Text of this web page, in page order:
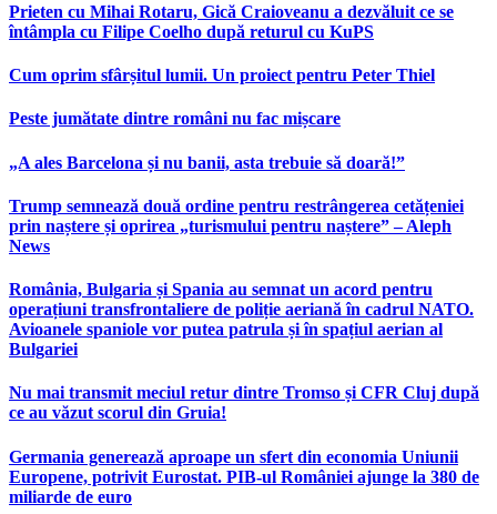
Prieten cu Mihai Rotaru, Gică Craioveanu a dezvăluit ce se
întâmpla cu Filipe Coelho după returul cu KuPS
Cum oprim sfârșitul lumii. Un proiect pentru Peter Thiel
Peste jumătate dintre români nu fac mișcare
„A ales Barcelona și nu banii, asta trebuie să doară!”
Trump semnează două ordine pentru restrângerea cetățeniei
prin naștere și oprirea „turismului pentru naștere” – Aleph
News
România, Bulgaria și Spania au semnat un acord pentru
operațiuni transfrontaliere de poliție aeriană în cadrul NATO.
Avioanele spaniole vor putea patrula și în spațiul aerian al
Bulgariei
Nu mai transmit meciul retur dintre Tromso și CFR Cluj după
ce au văzut scorul din Gruia!
Germania generează aproape un sfert din economia Uniunii
Europene, potrivit Eurostat. PIB-ul României ajunge la 380 de
miliarde de euro